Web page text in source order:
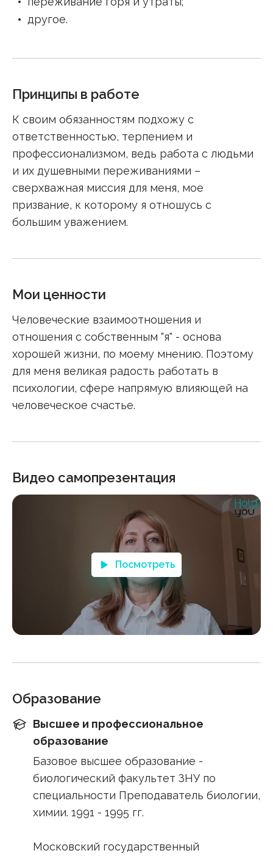
другое.
Принципы в работе
К своим обязанностям подхожу с
ответственностью, терпением и
профессионализмом, ведь работа с людьми
и их душевными переживаниями –
сверхважная миссия для меня, мое
призвание, к которому я отношусь с
большим уважением.
Мои ценности
Человеческие взаимоотношения и
отношения с собственным "я" - основа
хорошей жизни, по моему мнению. Поэтому
для меня великая радость работать в
психологии, сфере напрямую влияющей на
человеческое счастье.
Видео самопрезентация
Посмотреть
Образование
Высшее и профессиональное
образование
Базовое высшее образование -
биологический факультет ЗНУ по
специальности Преподаватель биологии,
химии. 1991 - 1995 гг.
Московский государственный